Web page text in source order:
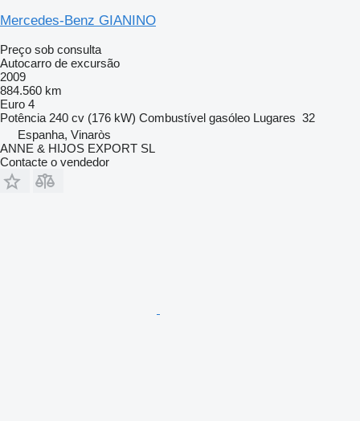
Mercedes-Benz GIANINO
Preço sob consulta
Autocarro de excursão
2009
884.560 km
Euro 4
Potência 240 cv (176 kW) Combustível gasóleo Lugares 32
Espanha, Vinaròs
ANNE & HIJOS EXPORT SL
Contacte o vendedor